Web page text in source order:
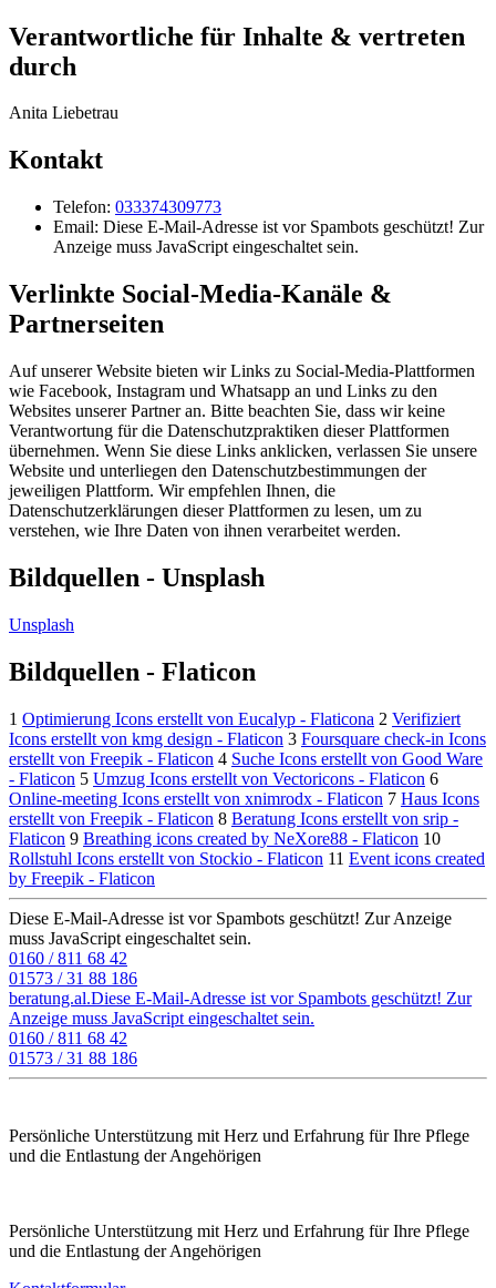
Verantwortliche für Inhalte & vertreten
durch
Anita Liebetrau
Kontakt
Telefon: 033374309773
Email: Diese E-Mail-Adresse ist vor Spambots geschützt! Zur
Anzeige muss JavaScript eingeschaltet sein.
Verlinkte Social-Media-Kanäle &
Partnerseiten
Auf unserer Website bieten wir Links zu Social-Media-Plattformen
wie Facebook, Instagram und Whatsapp an und Links zu den
Websites unserer Partner an. Bitte beachten Sie, dass wir keine
Verantwortung für die Datenschutzpraktiken dieser Plattformen
übernehmen. Wenn Sie diese Links anklicken, verlassen Sie unsere
Website und unterliegen den Datenschutzbestimmungen der
jeweiligen Plattform. Wir empfehlen Ihnen, die
Datenschutzerklärungen dieser Plattformen zu lesen, um zu
verstehen, wie Ihre Daten von ihnen verarbeitet werden.
Bildquellen - Unsplash
Unsplash
Bildquellen - Flaticon
1 Optimierung Icons erstellt von Eucalyp - Flaticona 2 Verifiziert
Icons erstellt von kmg design - Flaticon 3 Foursquare check-in Icons
erstellt von Freepik - Flaticon 4 Suche Icons erstellt von Good Ware
- Flaticon 5 Umzug Icons erstellt von Vectoricons - Flaticon 6
Online-meeting Icons erstellt von xnimrodx - Flaticon 7 Haus Icons
erstellt von Freepik - Flaticon 8 Beratung Icons erstellt von srip -
Flaticon 9 Breathing icons created by NeXore88 - Flaticon 10
Rollstuhl Icons erstellt von Stockio - Flaticon 11 Event icons created
by Freepik - Flaticon
Diese E-Mail-Adresse ist vor Spambots geschützt! Zur Anzeige
muss JavaScript eingeschaltet sein.
0160 / 811 68 42
01573 / 31 88 186
beratung.al.­Diese E-Mail-Adresse ist vor Spambots geschützt! Zur
Anzeige muss JavaScript eingeschaltet sein.
0160 / 811 68 42
01573 / 31 88 186
Persönliche Unterstützung mit Herz und Erfahrung für Ihre Pflege
und die Entlastung der Angehörigen
Persönliche Unterstützung mit Herz und Erfahrung für Ihre Pflege
und die Entlastung der Angehörigen